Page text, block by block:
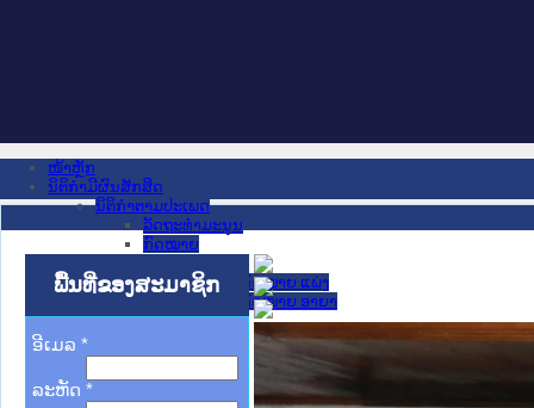
ໜ້າຫຼັກ
ນິຕິກໍາມີຜົນສັກສິດ
ນິຕິກໍາຕາມປະເພດ
ລັດຖະທໍາມະນູນ
ກົດໝາຍ
ປະມວນກົດໝາຍ ແພ່ງ
ປະມວນກົດໝາຍ ອາຍາ
ມະຕິຕົກລົງ
ລັດຖະດໍາລັດ
ດໍາລັດ
ຄໍາສັ່ງ
ພື້ນທີ່ຂອງສະມາຊິກ
ອີເມລ *
ລະຫັດ *